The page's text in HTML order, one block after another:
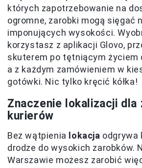
których zapotrzebowanie na
ogromne, zarobki mogą sięgać
imponujących wysokości.
korzystasz z aplikacji Glovo,
skuterem po tętniącym życiem
a z każdym zamówieniem w
gotówki. Nic tylko kręcić kółka!
Znaczenie lokalizacji dla
kurierów
Bez wątpienia lokacja odgrywa
drodze do wysokich zarobków.
Warszawie możesz zarobić